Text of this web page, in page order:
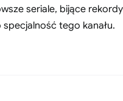
seriale, bijące rekordy
tego kanału.